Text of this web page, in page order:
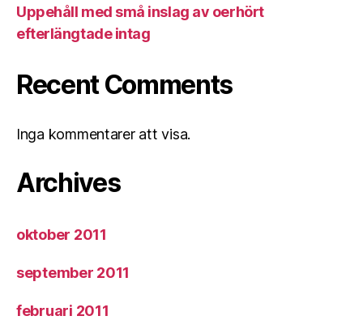
Uppehåll med små inslag av oerhört
efterlängtade intag
Recent Comments
Inga kommentarer att visa.
Archives
oktober 2011
september 2011
februari 2011